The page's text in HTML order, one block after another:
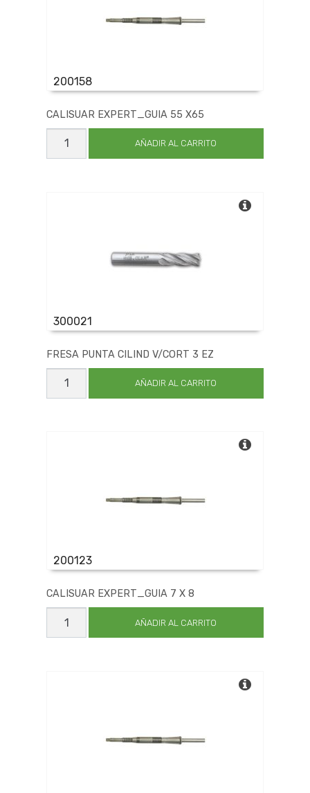
200158
CALISUAR EXPERT_GUIA 55 X65
CALISUAR
EXPERT_GUIA
AÑADIR AL CARRITO
300021
FRESA PUNTA CILIND V/CORT 3 EZ
FRESA
PUNTA
AÑADIR AL CARRITO
200123
CALISUAR EXPERT_GUIA 7 X 8
CALISUAR
EXPERT_GUIA
7
AÑADIR AL CARRITO